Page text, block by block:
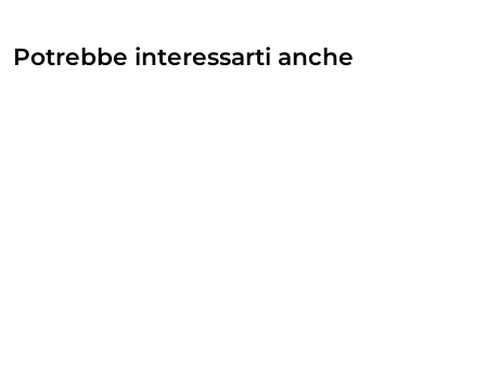
Potrebbe interessarti anche